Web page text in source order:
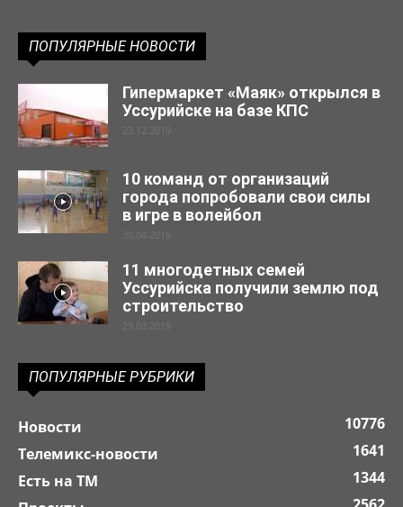
ПОПУЛЯРНЫЕ НОВОСТИ
Гипермаркет «Маяк» открылся в
Уссурийске на базе КПС
23.12.2019
10 команд от организаций
города попробовали свои силы
в игре в волейбол
30.04.2019
11 многодетных семей
Уссурийска получили землю под
строительство
29.03.2019
ПОПУЛЯРНЫЕ РУБРИКИ
Новости
10776
Телемикс-новости
1641
Есть на ТМ
1344